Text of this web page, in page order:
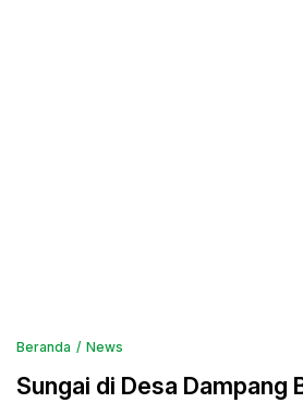
Beranda News
Sungai di Desa Dampang